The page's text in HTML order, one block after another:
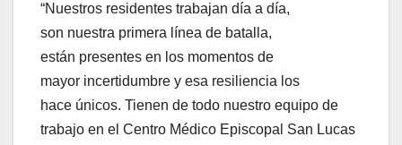
“Nuestros residentes trabajan día a día,
son nuestra primera línea de batalla,
están presentes en los momentos de
mayor incertidumbre y esa resiliencia los
hace únicos. Tienen de todo nuestro equipo de
trabajo en el Centro Médico Episcopal San Lucas